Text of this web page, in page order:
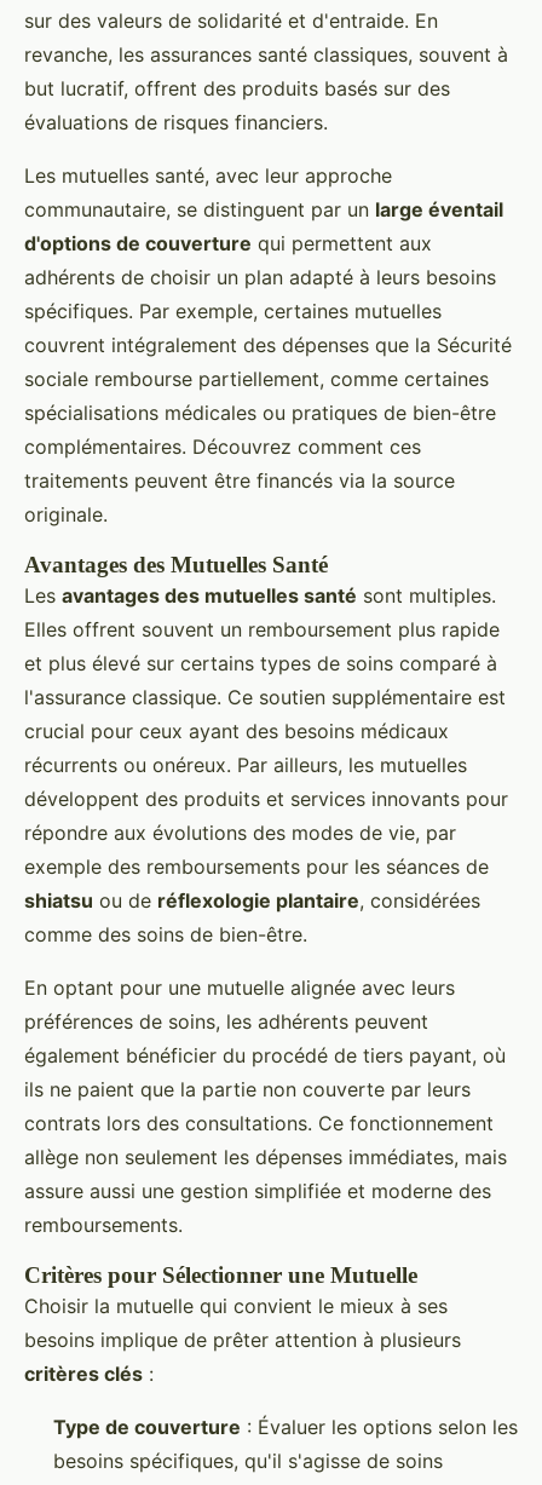
sur des valeurs de solidarité et d'entraide. En
revanche, les assurances santé classiques, souvent à
but lucratif, offrent des produits basés sur des
évaluations de risques financiers.
Les mutuelles santé, avec leur approche
communautaire, se distinguent par un large éventail
d'options de couverture qui permettent aux
adhérents de choisir un plan adapté à leurs besoins
spécifiques. Par exemple, certaines mutuelles
couvrent intégralement des dépenses que la Sécurité
sociale rembourse partiellement, comme certaines
spécialisations médicales ou pratiques de bien-être
complémentaires. Découvrez comment ces
traitements peuvent être financés via la source
originale.
Avantages des Mutuelles Santé
Les avantages des mutuelles santé sont multiples.
Elles offrent souvent un remboursement plus rapide
et plus élevé sur certains types de soins comparé à
l'assurance classique. Ce soutien supplémentaire est
crucial pour ceux ayant des besoins médicaux
récurrents ou onéreux. Par ailleurs, les mutuelles
développent des produits et services innovants pour
répondre aux évolutions des modes de vie, par
exemple des remboursements pour les séances de
shiatsu ou de réflexologie plantaire, considérées
comme des soins de bien-être.
En optant pour une mutuelle alignée avec leurs
préférences de soins, les adhérents peuvent
également bénéficier du procédé de tiers payant, où
ils ne paient que la partie non couverte par leurs
contrats lors des consultations. Ce fonctionnement
allège non seulement les dépenses immédiates, mais
assure aussi une gestion simplifiée et moderne des
remboursements.
Critères pour Sélectionner une Mutuelle
Choisir la mutuelle qui convient le mieux à ses
besoins implique de prêter attention à plusieurs
critères clés :
Type de couverture : Évaluer les options selon les
besoins spécifiques, qu'il s'agisse de soins